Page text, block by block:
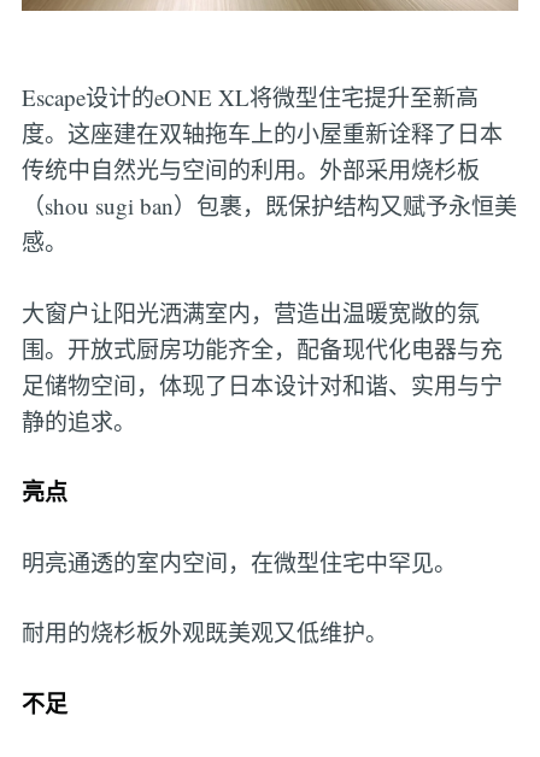
Escape设计的eONE XL将微型住宅提升至新高
度。这座建在双轴拖车上的小屋重新诠释了日本
传统中自然光与空间的利用。外部采用烧杉板
（shou sugi ban）包裹，既保护结构又赋予永恒美
感。
大窗户让阳光洒满室内，营造出温暖宽敞的氛
围。开放式厨房功能齐全，配备现代化电器与充
足储物空间，体现了日本设计对和谐、实用与宁
静的追求。
亮点
明亮通透的室内空间，在微型住宅中罕见。
耐用的烧杉板外观既美观又低维护。
不足